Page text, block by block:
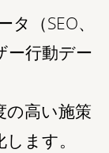
（SEO、
ー行動デー
の高い施策
ます。